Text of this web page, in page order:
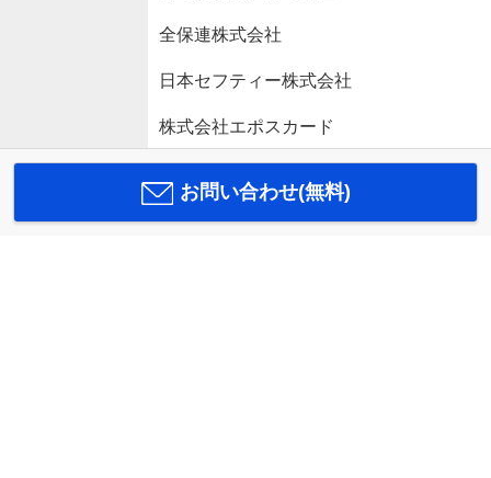
全保連株式会社
日本セフティー株式会社
株式会社エポスカード
お問い合わせ(無料)